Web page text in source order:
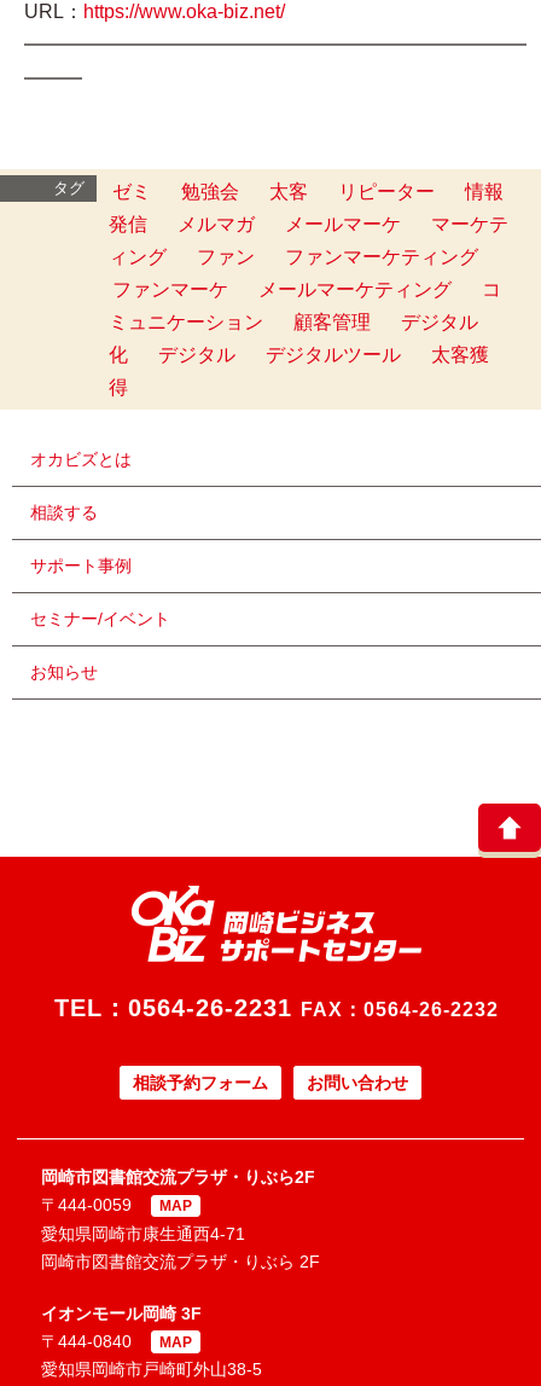
URL： https://www.oka-biz.net/
━━━━━━━━━━━━━━━━━━━━━━━━━━
━━━
タグ ゼミ 勉強会 太客 リピーター
情報
発信
メルマガ メールマーケ
マーケテ
ィング
ファン
ファンマーケティング
ファンマーケ
メールマーケティング
コ
ミュニケーション
顧客管理
デジタル
化
デジタル デジタルツール
太客獲
得
オカビズとは
相談する
サポート事例
セミナー/イベント
お知らせ
TEL： 0564-26-2231 FAX：0564-26-2232
相談予約フォーム お問い合わせ
岡崎市図書館交流プラザ・りぶら2F
〒444-0059
MAP
愛知県岡崎市康生通西4-71
岡崎市図書館交流プラザ・りぶら 2F
イオンモール岡崎 3F
〒444-0840
MAP
愛知県岡崎市戸崎町外山38-5